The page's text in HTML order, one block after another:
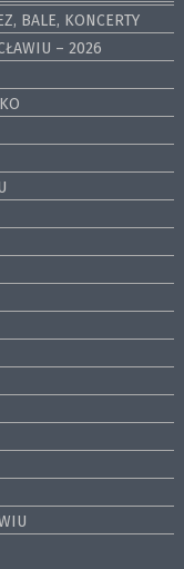
BALE, KONCERTY
– 2026